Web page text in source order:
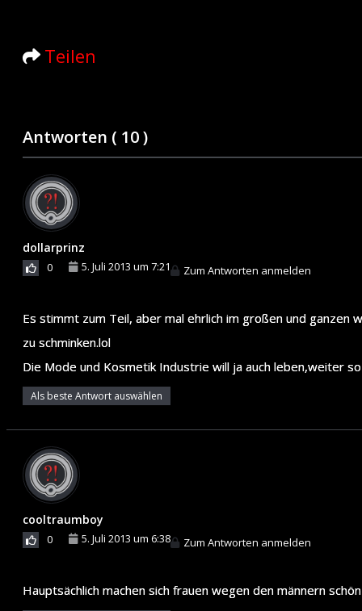
Teilen
Antworten ( 10)
dollarprinz
0 5. Juli 2013 um 7:21 Zum Antworten anmelden
Es stimmt zum Teil, aber mal ehrlich im großen und ganzen
zu schminken.lol
Die Mode und Kosmetik Industrie will ja auch leben,weiter
Als beste Antwort auswählen
cooltraumboy
0 5. Juli 2013 um 6:38 Zum Antworten anmelden
Hauptsächlich machen sich frauen wegen den männern